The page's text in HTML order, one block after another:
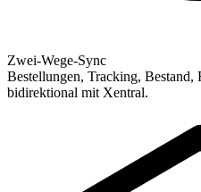
Zwei-Wege-Sync
Bestellungen, Tracking, Bestand,
bidirektional mit Xentral.